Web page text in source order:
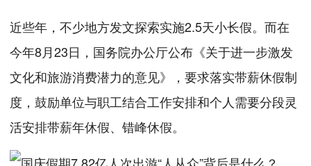
近些年，不少地方发文探索实施2.5天小长假。而在
今年8月23日，国务院办公厅公布《关于进一步激发
文化和旅游消费潜力的意见》，要求落实带薪休假制
度，鼓励单位与职工结合工作安排和个人需要分段灵
活安排带薪年休假、错峰休假。